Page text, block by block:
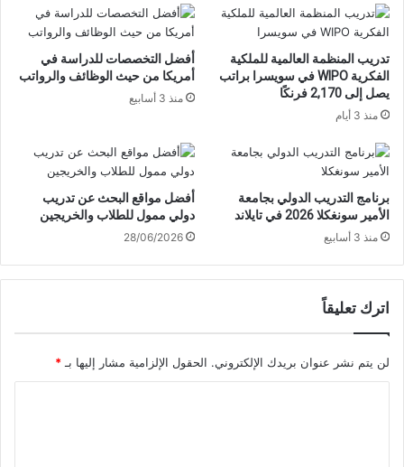
تدريب المنظمة العالمية للملكية
الفكرية WIPO في سويسرا براتب
يصل إلى 2,170 فرنكًا
منذ 3 أيام
أفضل التخصصات للدراسة في
أمريكا من حيث الوظائف والرواتب
منذ 3 أسابيع
برنامج التدريب الدولي بجامعة
الأمير سونغكلا 2026 في تايلاند
منذ 3 أسابيع
أفضل مواقع البحث عن تدريب
دولي ممول للطلاب والخريجين
28/06/2026
اترك تعليقاً
لن يتم نشر عنوان بريدك الإلكتروني. الحقول الإلزامية مشار إليها بـ *